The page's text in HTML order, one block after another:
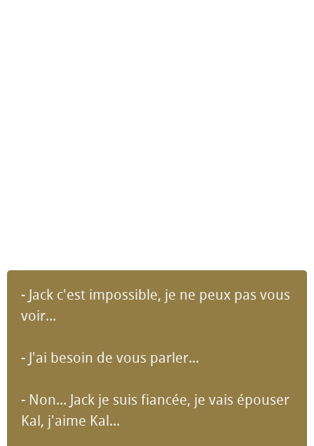
- Jack c'est impossible, je ne peux pas vous
voir...
- J'ai besoin de vous parler...
- Non... Jack je suis fiancée, je vais épouser
Kal, j'aime Kal...